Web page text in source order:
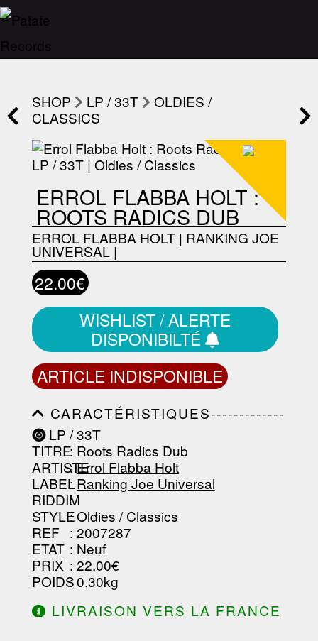
SHOP LP / 33T
OLDIES /
CLASSICS
ERROL FLABBA HOLT :
ROOTS RADICS DUB
ERROL FLABBA HOLT| RANKING JOE
UNIVERSAL|
22.00€
WISHLIST / ALERTE
DISPONIBILTÉ
ARTICLE INDISPONIBLE
CARACTÉRISTIQUES-------------
-----------------------------------------
-----------------------------------------
-----------------------------------------
-----------------------------------------
--------------------------------
LP / 33T
TITRE: Roots Radics Dub
ARTISTE
:Errol Flabba Holt
LABEL
:Ranking Joe Universal
RIDDIM
:
STYLE: Oldies / Classics
REF : 2007287
ETAT : Neuf
PRIX : 22.00€
POIDS: 0.30kg
LIVRAISON VERS LA FRANCE